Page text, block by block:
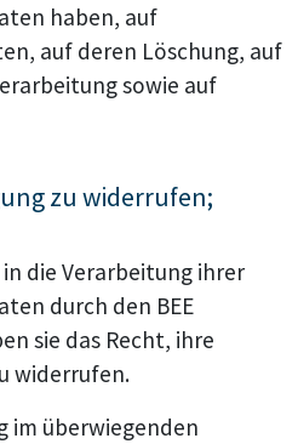
haben, auf
auf deren Löschung, auf
sowie auf
zu widerrufen;
die Verarbeitung ihrer
durch den BEE
sie das Recht, ihre
widerrufen.
im überwiegenden